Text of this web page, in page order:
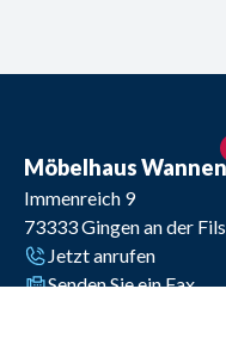
Möbelhaus
Immenreich 9
73333Gingen an der Fils
Jetzt anrufen
Senden Sie ein Fax